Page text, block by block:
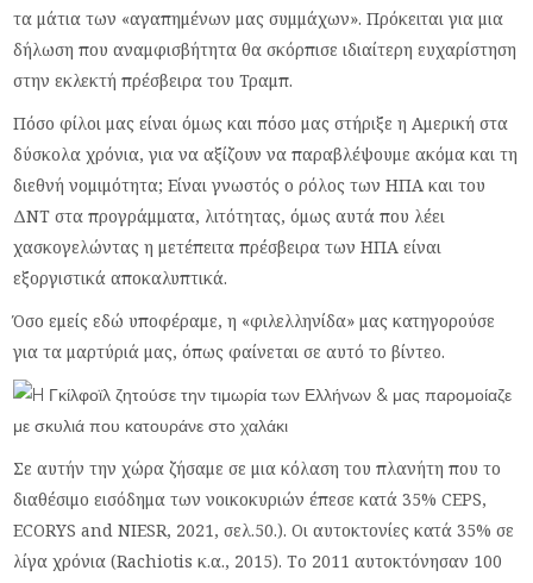
τα μάτια των «αγαπημένων μας συμμάχων». Πρόκειται για μια
δήλωση που αναμφισβήτητα θα σκόρπισε ιδιαίτερη ευχαρίστηση
στην εκλεκτή πρέσβειρα του Τραμπ.
Πόσο φίλοι μας είναι όμως και πόσο μας στήριξε η Αμερική στα
δύσκολα χρόνια, για να αξίζουν να παραβλέψουμε ακόμα και τη
διεθνή νομιμότητα; Είναι γνωστός ο ρόλος των ΗΠΑ και του
ΔΝΤ στα προγράμματα, λιτότητας, όμως αυτά που λέει
χασκογελώντας η μετέπειτα πρέσβειρα των ΗΠΑ είναι
εξοργιστικά αποκαλυπτικά.
Όσο εμείς εδώ υποφέραμε, η «φιλελληνίδα» μας κατηγορούσε
για τα μαρτύριά μας, όπως φαίνεται σε αυτό το βίντεο.
Σε αυτήν την χώρα ζήσαμε σε μια κόλαση του πλανήτη που το
διαθέσιμο εισόδημα των νοικοκυριών έπεσε κατά 35% CEPS,
ECORYS and NIESR, 2021, σελ.50.). Οι αυτοκτονίες κατά 35% σε
λίγα χρόνια (Rachiotis κ.α., 2015). Το 2011 αυτοκτόνησαν 100